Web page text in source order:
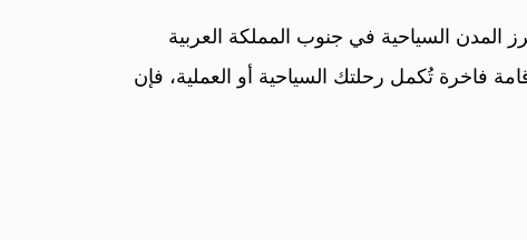
السياحية في جنوب المملكة العربية
فاخرة تُكمل رحلتك السياحية أو العملية، فإن